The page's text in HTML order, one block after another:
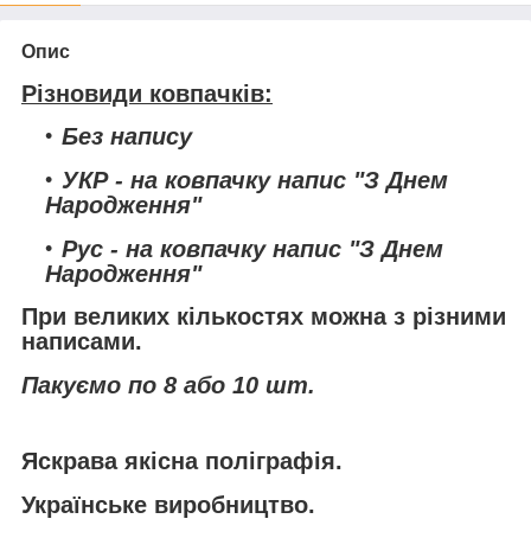
Опис
Різновиди ковпачків:
Без напису
УКР- на ковпачку напис "З Днем
Народження"
Рус - на ковпачку напис "З Днем
Народження"
При великих кількостях можна з різними
написами.
Пакуємо по 8 або 10 шт.
Яскрава якісна поліграфія.
Українське виробництво.